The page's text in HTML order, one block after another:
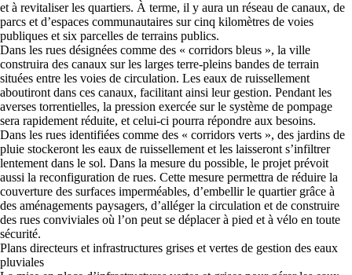
et à revitaliser les quartiers. À terme, il y aura un réseau de canaux, de
parcs et d’espaces communautaires sur cinq kilomètres de voies
publiques et six parcelles de terrains publics.
Dans les rues désignées comme des « corridors bleus », la ville
construira des canaux sur les larges terre-pleins bandes de terrain
situées entre les voies de circulation. Les eaux de ruissellement
aboutiront dans ces canaux, facilitant ainsi leur gestion. Pendant les
averses torrentielles, la pression exercée sur le système de pompage
sera rapidement réduite, et celui-ci pourra répondre aux besoins.
Dans les rues identifiées comme des « corridors verts », des jardins de
pluie stockeront les eaux de ruissellement et les laisseront s’infiltrer
lentement dans le sol. Dans la mesure du possible, le projet prévoit
aussi la reconfiguration de rues. Cette mesure permettra de réduire la
couverture des surfaces imperméables, d’embellir le quartier grâce à
des aménagements paysagers, d’alléger la circulation et de construire
des rues conviviales où l’on peut se déplacer à pied et à vélo en toute
sécurité.
Plans directeurs et infrastructures grises et vertes de gestion des eaux
pluviales